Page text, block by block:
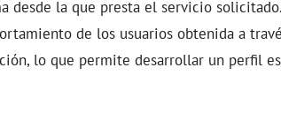
desde la que presta el servicio
de los usuarios obtenida a
lo que permite desarrollar un perfil